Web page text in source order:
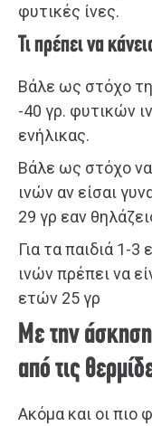
φυτικές ίνες.
Τι πρέπει να
Βάλε ως στόχο
-40 γρ. φυτικών
ενήλικας.
Βάλε ως στόχο
ινών αν είσαι
29 γρ εαν
Για τα παιδιά 1-
ινών πρέπει να
ετών 25 γρ
Με την άσκηση
από τις
Ακόμα και οι πιο